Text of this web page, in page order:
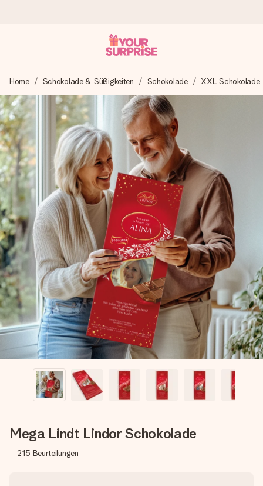
Wir bereiten dein Geschenk sorgfältig vor und schicken es
blitzschnell – damit du es genau zum richtigen Zeitpunkt
überreichen kannst, wenn es am meisten zählt.
4,8 (basierend auf +15.000 Bewertungen)
Unsere Geschenke begeistern. Kunden bewerten uns mit
4,8 bei Google Reviews (Gesamtergebnis aller Länder, in
die wir versenden).
Mit Liebe gemacht, im Handumdrehen
Erstelle etwas Einzigartiges in wenigen Schritten – mit
ihrem Namen, deinem Foto oder einer Nachricht von
Herzen. Kein Stress, nur pure Liebe für den perfekten
Moment.
Home Schokolade & Süßigkeiten Schokolade XXL Schokolade
Mega Lindt Lindor Schokolade
215 Beurteilungen